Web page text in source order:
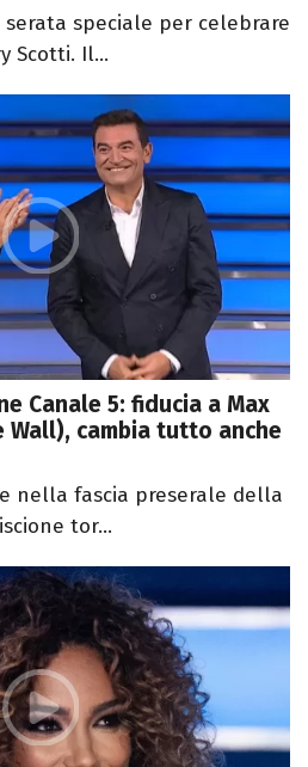
speciale per celebrare
Scotti. Il...
Canale 5: fiducia a Max
Wall), cambia tutto anche
nella fascia preserale della
tor...